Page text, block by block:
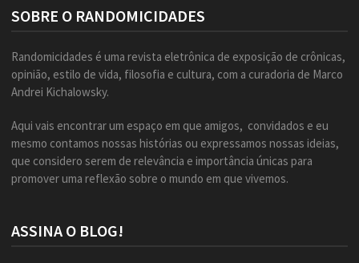
SOBRE O RANDOMICIDADES
Randomicidades é uma revista eletrônica de exposição de crônicas,
opinião, estilo de vida, filosofia e cultura, com a curadoria de Marco
Andrei Kichalowsky.
Aqui vais encontrar um espaço em que amigos, convidados e eu
mesmo contamos nossas histórias ou expressamos nossas ideias,
que considero serem de relevância e importância únicas para
promover uma reflexão sobre o mundo em que vivemos.
ASSINA O BLOG!